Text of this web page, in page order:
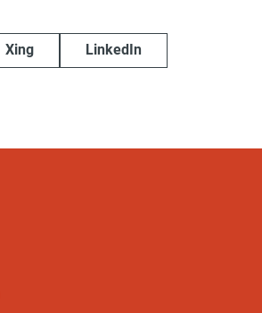
Xing LinkedIn